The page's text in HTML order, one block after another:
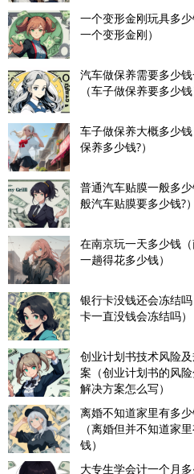
一个变形金刚玩具多
一个变形金刚）
汽车做保养需要多少
（车子做保养要多少钱
车子做保养大概多少
保养多少钱?）
普通汽车贴膜一般多
般汽车贴膜要多少钱?）
在南京玩一天多少钱
一趟得花多少钱）
银行卡没钱还会冻结
卡一直没钱会冻结吗）
创业计划书技术风险
案（创业计划书的风
解决方案怎么写）
离婚不知道家里有多
（离婚但并不知道家
钱）
大专生学会计一个月